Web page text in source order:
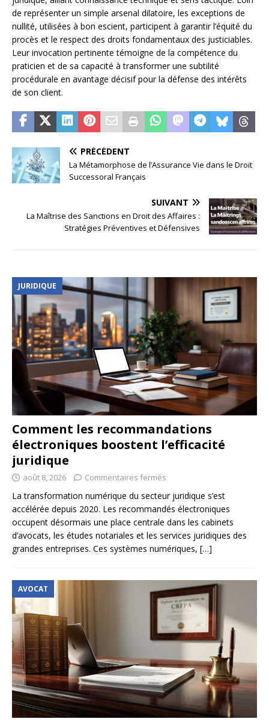
de représenter un simple arsenal dilatoire, les exceptions de
nullité, utilisées à bon escient, participent à garantir l’équité du
procès et le respect des droits fondamentaux des justiciables.
Leur invocation pertinente témoigne de la compétence du
praticien et de sa capacité à transformer une subtilité
procédurale en avantage décisif pour la défense des intérêts
de son client.
PRÉCÉDENT
La Métamorphose de l’Assurance Vie dans le Droit
Successoral Français
SUIVANT
La Maîtrise des Sanctions en Droit des Affaires :
Stratégies Préventives et Défensives
JURIDIQUE
Comment les recommandations
électroniques boostent l’efficacité
juridique
août 8, 2026 Commentaires fermés
La transformation numérique du secteur juridique s’est
accélérée depuis 2020. Les recommandés électroniques
occupent désormais une place centrale dans les cabinets
d’avocats, les études notariales et les services juridiques des
grandes entreprises. Ces systèmes numériques, […]
AVOCAT